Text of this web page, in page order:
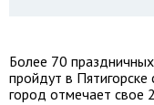
Более 70
пройдут в
город отмечает свое